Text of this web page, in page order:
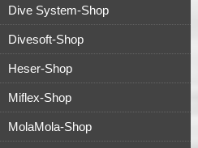
Dive System-Shop
Divesoft-Shop
Heser-Shop
Miflex-Shop
MolaMola-Shop